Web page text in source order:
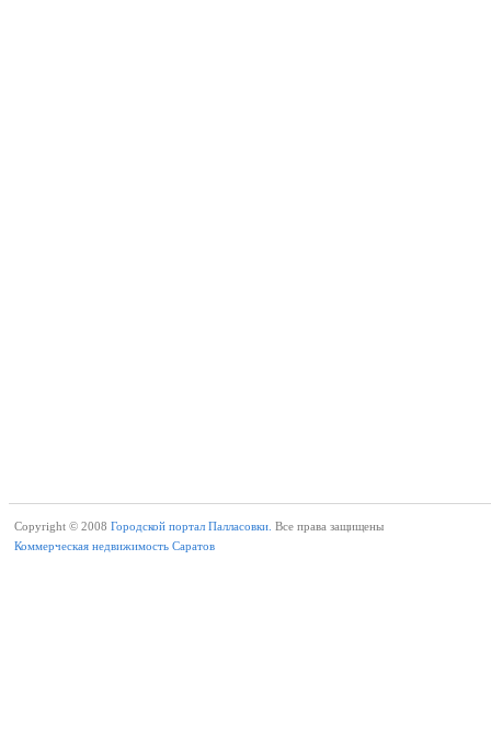
Copyright © 2008 Городской портал Палласовки. Все права защищены
Коммерческая недвижимость Саратов